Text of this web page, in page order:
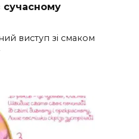
сучасному
виступ зі смаком